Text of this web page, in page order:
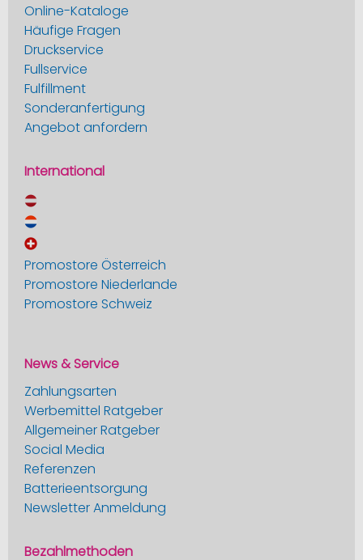
Online-Kataloge
Häufige Fragen
Druckservice
Fullservice
Fulfillment
Sonderanfertigung
Angebot anfordern
International
Promostore Österreich
Promostore Niederlande
Promostore Schweiz
News & Service
Zahlungsarten
Werbemittel Ratgeber
Allgemeiner Ratgeber
Social Media
Referenzen
Batterieentsorgung
Newsletter Anmeldung
Bezahlmethoden